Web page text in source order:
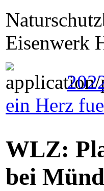
Eisenwerk
ein Herz
WLZ:
bei